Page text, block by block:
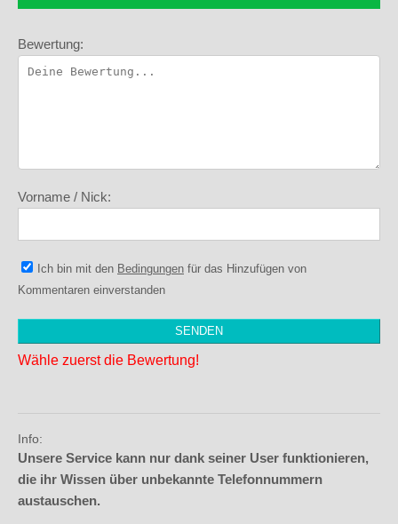
Bewertung:
Vorname / Nick:
Ich bin mit den Bedingungen für das Hinzufügen von
Kommentaren einverstanden
Wähle zuerst die Bewertung!
Info:
Unsere Service kann nur dank seiner User funktionieren,
die ihr Wissen über unbekannte Telefonnummern
austauschen.